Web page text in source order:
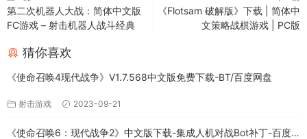
第二次机器人大战：简体中文版
FC游戏 – 射击机器人战斗经典
《Flotsam 破解版》下载 | 简体中
文策略战棋游戏 | PC版
猜你喜欢
《使命召唤4现代战争》V1.7.568中文版免费下载-BT/百度网盘
射击游戏 2023-09-21
《使命召唤6：现代战争2》中文版下载-集成人机对战Bot补丁-百度